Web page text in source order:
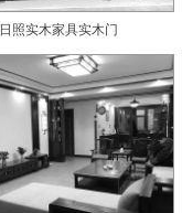
日照实木家具实木门